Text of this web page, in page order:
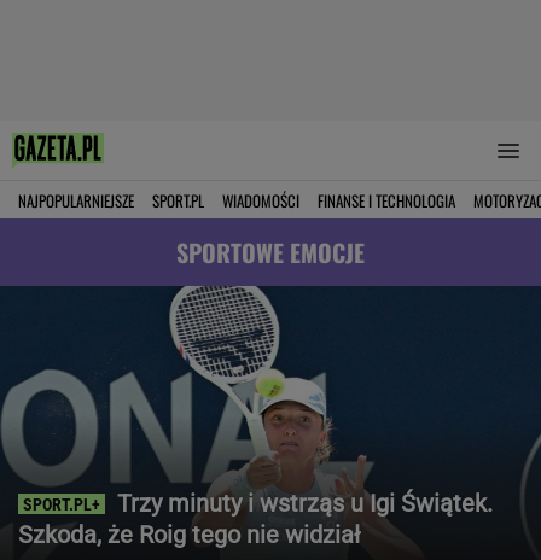
NAJPOPULARNIEJSZE SPORT.PL WIADOMOŚCI FINANSE I TECHNOLOGIA
SPORTOWE EMOCJE
Trzy minuty i wstrząs u Igi Świątek.
Szkoda, że Roig tego nie widział